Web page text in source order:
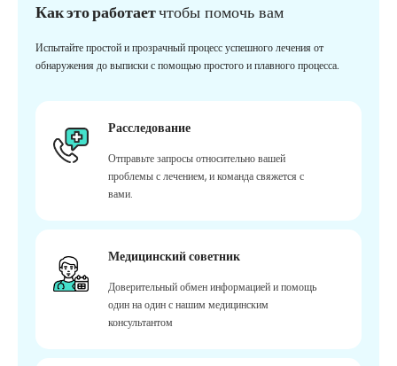
Как это работаетчтобы помочь вам
Испытайте простой и прозрачный процесс успешного лечения от
обнаружения до выписки с помощью простого и плавного процесса.
Расследование
Отправьте запросы относительно вашей
проблемы с лечением, и команда свяжется с
вами.
Медицинский советник
Доверительный обмен информацией и помощь
один на один с нашим медицинским
консультантом